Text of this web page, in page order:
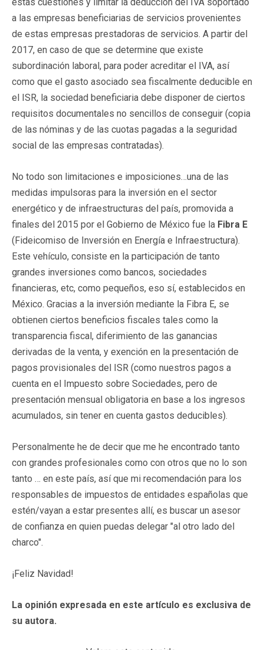
a las empresas beneficiarias de servicios provenientes
de estas empresas prestadoras de servicios. A partir del
2017, en caso de que se determine que existe
subordinación laboral, para poder acreditar el IVA, así
como que el gasto asociado sea fiscalmente deducible en
el ISR, la sociedad beneficiaria debe disponer de ciertos
requisitos documentales no sencillos de conseguir (copia
de las nóminas y de las cuotas pagadas a la seguridad
social de las empresas contratadas).
No todo son limitaciones e imposiciones…una de las
medidas impulsoras para la inversión en el sector
energético y de infraestructuras del país, promovida a
finales del 2015 por el Gobierno de México fue la Fibra E
(Fideicomiso de Inversión en Energía e Infraestructura).
Este vehículo, consiste en la participación de tanto
grandes inversiones como bancos, sociedades
financieras, etc, como pequeños, eso sí, establecidos en
México. Gracias a la inversión mediante la Fibra E, se
obtienen ciertos beneficios fiscales tales como la
transparencia fiscal, diferimiento de las ganancias
derivadas de la venta, y exención en la presentación de
pagos provisionales del ISR (como nuestros pagos a
cuenta en el Impuesto sobre Sociedades, pero de
presentación mensual obligatoria en base a los ingresos
acumulados, sin tener en cuenta gastos deducibles).
Personalmente he de decir que me he encontrado tanto
con grandes profesionales como con otros que no lo son
tanto … en este país, así que mi recomendación para los
responsables de impuestos de entidades españolas que
estén/vayan a estar presentes allí, es buscar un asesor
de confianza en quien puedas delegar "al otro lado del
charco".
¡Feliz Navidad!
La opinión expresada en este artículo es exclusiva de
su autora.